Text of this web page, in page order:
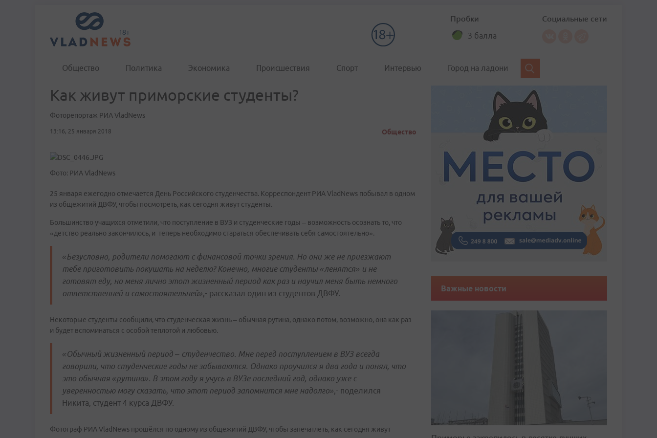
Пробки
3 балла
Социальные сети
Общество Политика Экономика Происшествия Спорт Интервью Город на ладони
Как живут приморские студенты?
Фоторепортаж РИА VladNews
13:16, 25 января 2018 Общество
Фото: РИА VladNews
25 января ежегодно отмечается День Российского студенчества. Корреспондент РИА VladNews побывал в одном
из общежитий ДВФУ, чтобы посмотреть, как сегодня живут студенты.
Большинство учащихся отметили, что поступление в ВУЗ и студенческие годы – возможность осознать то, что
«детство реально закончилось, и теперь необходимо стараться обеспечивать себя самостоятельно».
«Безусловно, родители помогают с финансовой точки зрения. Но они же не приезжают
тебе приготовить покушать на неделю? Конечно, многие студенты «ленятся» и не
готовят еду, но меня лично этот жизненный период как раз и научил меня быть немного
ответственней и самостоятельней»,- рассказал один из студентов ДВФУ.
Некоторые студенты сообщили, что студенческая жизнь – обычная рутина, однако потом, возможно, она как раз
и будет вспоминаться с особой теплотой и любовью.
«Обычный жизненный период – студенчество. Мне перед поступлением в ВУЗ всегда
говорили, что студенческие годы не забываются. Однако проучился я два года и понял, что
это обычная «рутина». В этом году я учусь в ВУЗе последний год, однако уже с
уверенностью могу сказать, что этот период запомнится мне надолго»,- поделился
Никита, студент 4 курса ДВФУ.
Фотограф РИА VladNews прошёлся по одному из общежитий ДВФУ, чтобы запечатлеть, как сегодня живут
Важные новости